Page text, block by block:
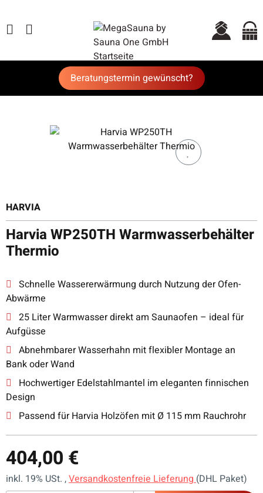
Beratungstermin gewünscht?
HARVIA
Harvia WP250TH Warmwasserbehälter
Thermio
Schnelle Wassererwärmung durch Nutzung der Ofen-
Abwärme
25 Liter Warmwasser direkt am Saunaofen – ideal für
Aufgüsse
Abnehmbarer Wasserhahn mit flexibler Montage an
Bank oder Wand
Hochwertiger Edelstahlmantel im eleganten finnischen
Design
Passend für Harvia Holzöfen mit Ø 115 mm Rauchrohr
404,00 €
inkl. 19% USt. ,Versandkostenfreie Lieferung(DHL Paket)